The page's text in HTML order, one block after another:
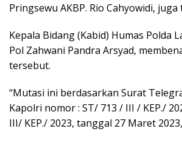
Pringsewu AKBP. Rio Cahyowidi,
Kepala Bidang (Kabid) Humas Polda
Pol Zahwani Pandra Arsyad,
tersebut.
“Mutasi ini berdasarkan Surat
Kapolri nomor : ST/ 713 / III / KEP./
III/ KEP./ 2023, tanggal 27 Maret